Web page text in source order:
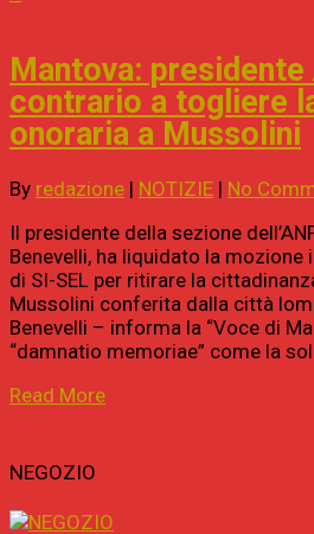
Mantova: presidente
contrario a togliere
onoraria a Mussolini
By redazione | NOTIZIE | No
Il presidente della sezione
Benevelli, ha liquidato la
di SI-SEL per ritirare la
Mussolini conferita dalla città
Benevelli – informa la “Voce di
“damnatio memoriae” come la
Read More
NEGOZIO